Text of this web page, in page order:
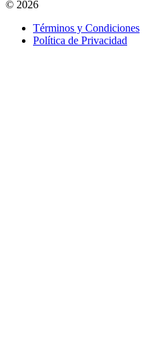
© 2026
Términos y Condiciones
Política de Privacidad